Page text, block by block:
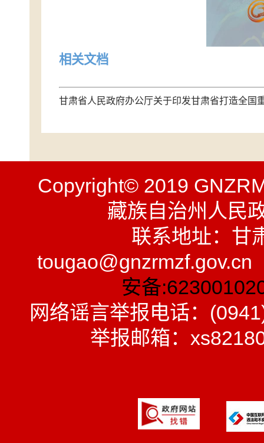
相关文档
甘肃省人民政府办公厅关于印发甘肃省打造全国
Copyright© 2019
藏族自治州人民
联系地址：甘
安备
网络谣言举报电话：
举报邮箱：